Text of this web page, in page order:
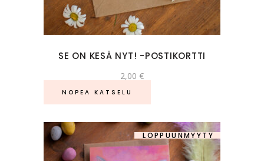
SE ON KESÄ NYT! -POSTIKORTTI
2,00 €
NOPEA KATSELU
LOPPUUNMYYTY